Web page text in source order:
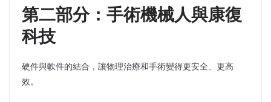
第二部分：手術機械人與康復
科技
硬件與軟件的結合，讓物理治療和手術變得更安全、更高
效。